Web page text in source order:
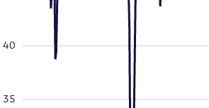
35
40